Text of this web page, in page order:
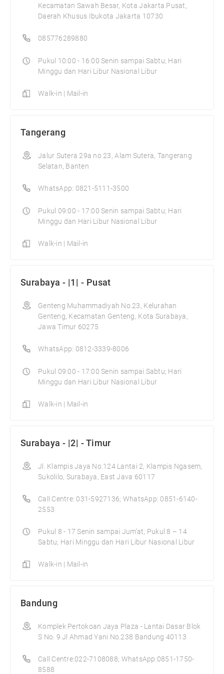
Kecamatan Sawah Besar, Kota Jakarta Pusat,
Daerah Khusus Ibukota Jakarta 10730
085776289880
Pukul 10:00 - 16:00 Senin sampai Sabtu; Hari
Minggu dan Hari Libur Nasional Libur
Walk-in | Mail-in
Tangerang
Jalur Sutera 29a no 23, Alam Sutera, Tangerang
Selatan, Banten
WhatsApp: 0821-5111-3500
Pukul 09:00 - 17:00 Senin sampai Sabtu; Hari
Minggu dan Hari Libur Nasional Libur
Walk-in | Mail-in
Surabaya - |1| - Pusat
Genteng Muhammadiyah No.23, Kelurahan
Genteng, Kecamatan Genteng, Kota Surabaya,
Jawa Timur 60275
WhatsApp: 0812-3339-8006
Pukul 09:00 - 17:00 Senin sampai Sabtu; Hari
Minggu dan Hari Libur Nasional Libur
Walk-in | Mail-in
Surabaya - |2| - Timur
Jl. Klampis Jaya No.124 Lantai 2, Klampis Ngasem,
Sukolilo, Surabaya, East Java 60117
Call Centre: 031-5927136; WhatsApp: 0851-6140-
2553
Pukul 8 - 17 Senin sampai Jum’at; Pukul 8 – 14
Sabtu; Hari Minggu dan Hari Libur Nasional Libur
Walk-in | Mail-in
Bandung
Komplek Pertokoan Jaya Plaza - Lantai Dasar Blok
S No. 9 Jl Ahmad Yani No.238 Bandung 40113
Call Centre:022-7108088; WhatsApp:0851-1750-
8588